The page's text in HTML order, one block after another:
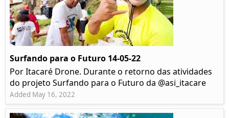
Surfando para o Futuro 14-05-22
Por Itacaré Drone. Durante o retorno das atividades
do projeto Surfando para o Futuro da @asi_itacare
Added May 16, 2022